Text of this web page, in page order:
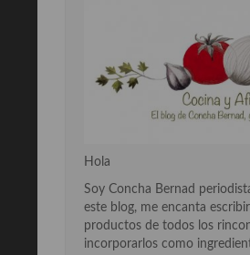
Hola
Soy Concha Bernad
este blog, me encanta
productos de todos los
incorporarlos como